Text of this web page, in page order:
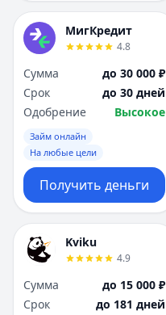
МигКредит
4.8
Сумма
до 30 000 ₽
Срок
до 30 дней
Одобрение
Высокое
Займ онлайн
На любые цели
Получить деньги
Kviku
4.9
Сумма
до 15 000 ₽
Срок
до 181 дней